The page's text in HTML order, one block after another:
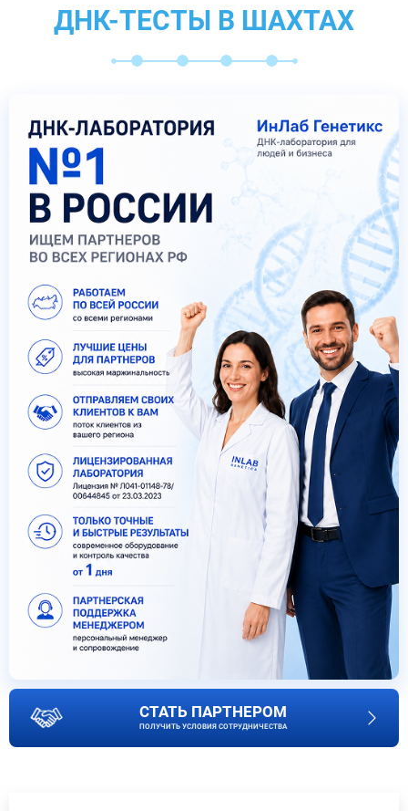
ДНК-ТЕСТЫ В ШАХТАХ
СТАТЬ ПАРТНЕРОМ
ПОЛУЧИТЬ УСЛОВИЯ СОТРУДНИЧЕСТВА